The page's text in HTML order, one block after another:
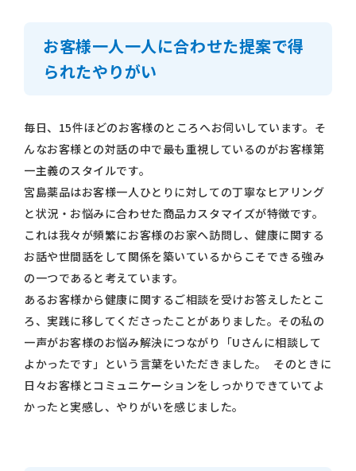
お客様一人一人に合わせた提案で得
られたやりがい
毎日、15件ほどのお客様のところへお伺いしています。そ
んなお客様との対話の中で最も重視しているのがお客様第
一主義のスタイルです。
宮島薬品はお客様一人ひとりに対しての丁寧なヒアリング
と状況・お悩みに合わせた商品カスタマイズが特徴です。
これは我々が頻繁にお客様のお家へ訪問し、健康に関する
お話や世間話をして関係を築いているからこそできる強み
の一つであると考えています。
あるお客様から健康に関するご相談を受けお答えしたとこ
ろ、実践に移してくださったことがありました。その私の
一声がお客様のお悩み解決につながり「Uさんに相談して
よかったです」という言葉をいただきました。 そのときに
日々お客様とコミュニケーションをしっかりできていてよ
かったと実感し、やりがいを感じました。